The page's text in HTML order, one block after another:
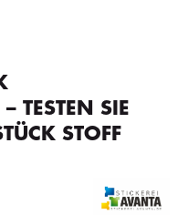
TESTEN SIE
STOFF